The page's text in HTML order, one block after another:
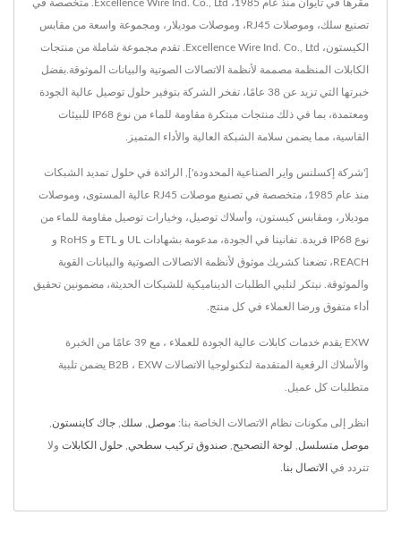
مقرها في تايوان منذ عام 1985، Excellence Wire Ind. Co., Ltd. متخصصة في
تصنيع سلك، وموصلات RJ45، وموصلات موديلار، ومجموعة واسعة من مقابس
الكيستون، Excellence Wire Ind. Co., Ltd. تقدم مجموعة شاملة من منتجات
الكابلات المنظمة مصممة لأنظمة الاتصالات الصوتية والبيانات الموثوقة.بفضل
خبرتها التي تزيد عن 38 عامًا، تفخر الشركة بتوفير حلول توصيل عالية الجودة
ومعتمدة، بما في ذلك منتجات مبتكرة مقاومة للماء من نوع IP68 للبيئات
القاسية، مما يضمن سلامة الشبكة العالية والأداء المتميز.
['شركة إكسلنس واير الصناعية المحدودة'], الرائدة في حلول تمديد الشبكات
منذ عام 1985، متخصصة في تصنيع موصلات RJ45 عالية المستوى، وموصلات
موديلار، ومقابس كيستون، وأسلاك توصيل، وخيارات توصيل مقاومة للماء من
نوع IP68 فريدة. تفانينا في الجودة، مدعومة بشهادات UL و ETL و RoHS و
REACH، تضعنا كشريك موثوق لأنظمة الاتصالات الصوتية والبيانات القوية
والموثوقة. نبتكر لنلبي الطلبات الديناميكية للشبكات الحديثة، مضمونين تحقيق
أداء متفوق ورضا العملاء في كل منتج.
EXW يقدم خدمات كابلات عالية الجودة للعملاء ، مع 39 عامًا من الخبرة
والأسلاك الرقعية المتقدمة لتكنولوجيا الاتصالات B2B ، EXW يضمن تلبية
متطلبات كل عميل.
انظر إلى مكونات نظام الاتصالات الخاصة بنا: موصل سلك جاك كاينستون
موصل متسلسل لوحة التصحيح صندوق تركيب سطحي حلول الكابلات ولا
تتردد في الاتصال بنا